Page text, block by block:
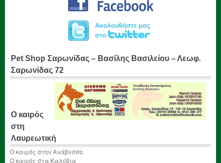
Pet Shop Σαρωνίδας – Βασίλης Βασιλείου – Λεωφ.
Σαρωνίδας 72
Ο καιρός
στη
Λαυρεωτική
Ο καιρός στην Ανάβυσσο
Ο καιρός στα Καλύβια